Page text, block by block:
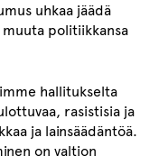
uhkaa jäädä
politiikkansa
hallitukselta
rasistisia ja
ja lainsäädäntöä.
on valtion